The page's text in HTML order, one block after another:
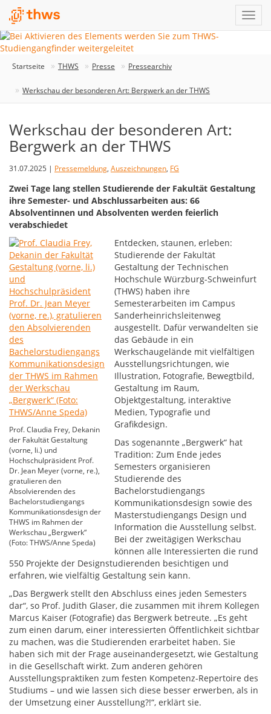
Startseite THWS Presse Pressearchiv
Werkschau der besonderen Art: Bergwerk an der THWS
Werkschau der besonderen Art:
Bergwerk an der THWS
31.07.2025 | Pressemeldung, Auszeichnungen, FG
Zwei Tage lang stellen Studierende der Fakultät Gestaltung
ihre Semester- und Abschlussarbeiten aus: 66
Absolventinnen und Absolventen werden feierlich
verabschiedet
Prof. Claudia Frey, Dekanin
der Fakultät Gestaltung
(vorne, li.) und
Hochschulpräsident Prof.
Dr. Jean Meyer (vorne, re.),
gratulieren den
Absolvierenden des
Bachelorstudiengangs
Kommunikationsdesign der
THWS im Rahmen der
Werkschau „Bergwerk“
(Foto: THWS/Anne Speda)
Entdecken, staunen, erleben:
Studierende der Fakultät
Gestaltung der Technischen
Hochschule Würzburg-Schweinfurt
(THWS) haben ihre
Semesterarbeiten im Campus
Sanderheinrichsleitenweg
ausgestellt. Dafür verwandelten sie
das Gebäude in ein
Werkschaugelände mit vielfältigen
Ausstellungsrichtungen, wie
Illustration, Fotografie, Bewegtbild,
Gestaltung im Raum,
Objektgestaltung, interaktive
Medien, Typografie und
Grafikdesign.
Das sogenannte „Bergwerk“ hat
Tradition: Zum Ende jedes
Semesters organisieren
Studierende des
Bachelorstudiengangs
Kommunikationsdesign sowie des
Masterstudiengangs Design und
Information die Ausstellung selbst.
Bei der zweitägigen Werkschau
können alle Interessierten die rund
550 Projekte der Designstudierenden besichtigen und
erfahren, wie vielfältig Gestaltung sein kann.
„Das Bergwerk stellt den Abschluss eines jeden Semesters
dar“, so Prof. Judith Glaser, die zusammen mit ihrem Kollegen
Marcus Kaiser (Fotografie) das Bergwerk betreute. „Es geht
zum einen darum, einer interessierten Öffentlichkeit sichtbar
zu machen, was die Studierenden erarbeitet haben. Sie
haben sich mit der Frage auseinandergesetzt, wie Gestaltung
in die Gesellschaft wirkt. Zum anderen gehören
Ausstellungspraktiken zum festen Kompetenz-Repertoire des
Studiums – und wie lassen sich diese besser erwerben, als in
der Umsetzung einer Ausstellung?!“, erklärt sie.